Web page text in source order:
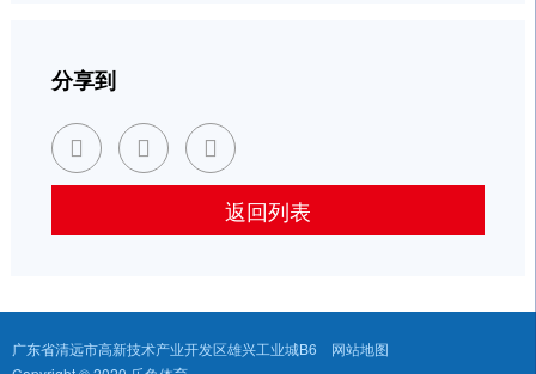
分享到
  
返回列表
广东省清远市高新技术产业开发区雄兴工业城B6 网站地图